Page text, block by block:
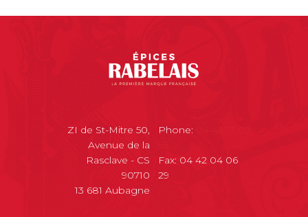
Phone:
Fax: 04 42 04 06
29
ZI de St-Mitre 50,
Avenue de la
Rasclave - CS
90710
13 681 Aubagne